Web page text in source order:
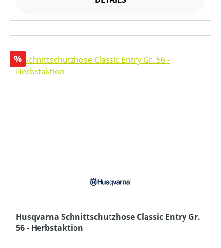
Rabatt
%
Husqvarna Schnittschutzhose Classic Entry Gr.
56 - Herbstaktion